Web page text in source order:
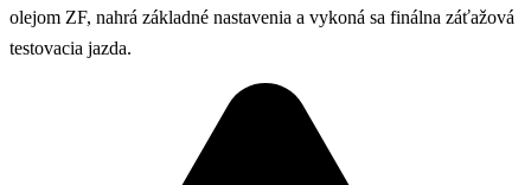
olejom ZF, nahrá základné nastavenia a vykoná sa finálna záťažová
testovacia jazda.